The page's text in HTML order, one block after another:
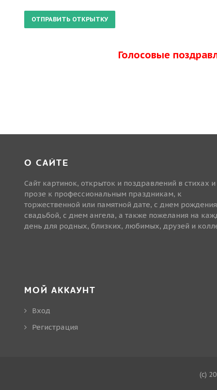
Голосовые
О САЙТЕ
Сайт картинок, открыток и поздравлений в стихах и
прозе к профессиональным праздникам, к
торжественной или памятной дате, с днем
свадьбой, с днем ангела, а также пожелания на
день для родных, близких, любимых, друзей и
МОЙ АККАУНТ
Вход
Регистрация
(c)